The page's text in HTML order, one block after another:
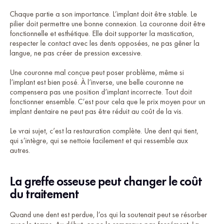
Chaque partie a son importance. L’implant doit être stable. Le
pilier doit permettre une bonne connexion. La couronne doit être
fonctionnelle et esthétique. Elle doit supporter la mastication,
respecter le contact avec les dents opposées, ne pas gêner la
langue, ne pas créer de pression excessive.
Une couronne mal conçue peut poser problème, même si
l’implant est bien posé. À l’inverse, une belle couronne ne
compensera pas une position d’implant incorrecte. Tout doit
fonctionner ensemble. C’est pour cela que le prix moyen pour un
implant dentaire ne peut pas être réduit au coût de la vis.
Le vrai sujet, c’est la restauration complète. Une dent qui tient,
qui s’intègre, qui se nettoie facilement et qui ressemble aux
autres.
La greffe osseuse peut changer le coût
du traitement
Quand une dent est perdue, l’os qui la soutenait peut se résorber